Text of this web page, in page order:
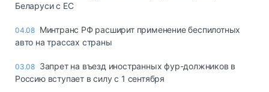
Беларуси с ЕС
04.08 Минтранс РФ расширит применение беспилотных
авто на трассах страны
03.08 Запрет на въезд иностранных фур-должников в
Россию вступает в силу с 1 сентября